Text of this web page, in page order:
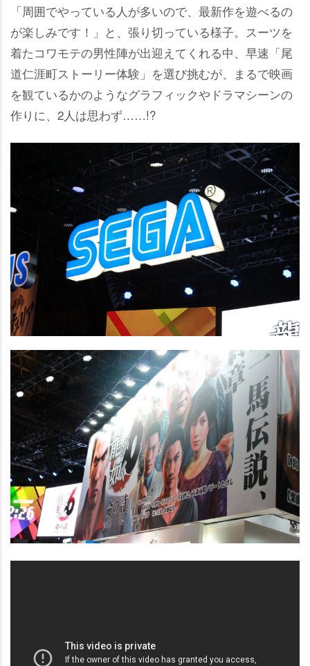
「周囲でやっている人が多いので、最新作を遊べるの
が楽しみです！」と、張り切っている様子。スーツを
着たコワモテの男性陣が出迎えてくれる中、早速「尾
道仁涯町ストーリー体験」を選び挑むが、まるで映画
を観ているかのようなグラフィックやドラマシーンの
作りに、2人は思わず……!?